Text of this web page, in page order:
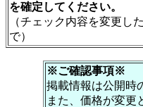
を確定してください。
（チェック内容を変更し
で）
※ご確認事項※
掲載情報は公開時
また、価格が変更